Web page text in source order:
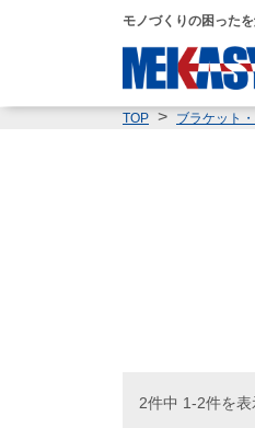
モノづくりの困った
TOP ブラケット
2件中 1-2件を表